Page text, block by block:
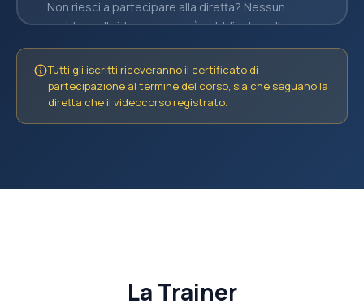
Non riesci a partecipare alla diretta? Nessun
problema. Il videocorso sarà pubblicato sulla
piattaformauna settimana dopo l'evento, così
potrai seguirlo con comodo, ai tuoi ritmi, quando
e dove vuoi.
Tutti gli iscritti riceveranno il certificato di
partecipazione al termine del corso, sia che seguano la
diretta che il videocorso registrato.
La Trainer